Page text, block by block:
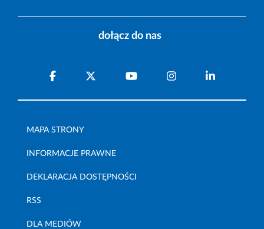
dołącz do nas
MAPA STRONY
INFORMACJE PRAWNE
DEKLARACJA DOSTĘPNOŚCI
RSS
DLA MEDIÓW